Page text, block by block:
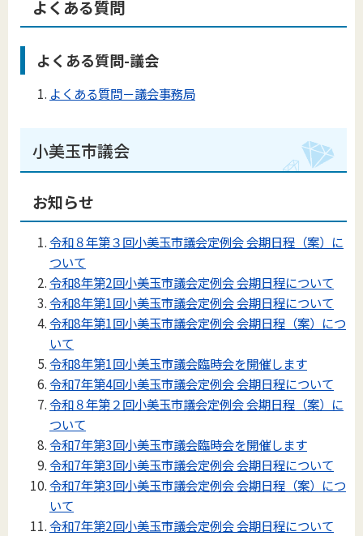
よくある質問
よくある質問-議会
よくある質問－議会事務局
小美玉市議会
お知らせ
令和８年第３回小美玉市議会定例会 会期日程（案）に
ついて
令和8年第2回小美玉市議会定例会 会期日程について
令和8年第1回小美玉市議会定例会 会期日程について
令和8年第1回小美玉市議会定例会 会期日程（案）につ
いて
令和8年第1回小美玉市議会臨時会を開催します
令和7年第4回小美玉市議会定例会 会期日程について
令和８年第２回小美玉市議会定例会 会期日程（案）に
ついて
令和7年第3回小美玉市議会臨時会を開催します
令和7年第3回小美玉市議会定例会 会期日程について
令和7年第3回小美玉市議会定例会 会期日程（案）につ
いて
令和7年第2回小美玉市議会定例会 会期日程について